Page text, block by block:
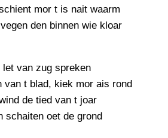
FLYER
PERSBERICHT
FLYER
INZENDENS
JURYRAPPORT
SCHRIEFWEDSTRIED
2026
mor t is nait waarm
den binnen wie kloar
let van zug spreken
van t blad, kiek mor ais rond
de tied van t joar
schaiten oet de grond